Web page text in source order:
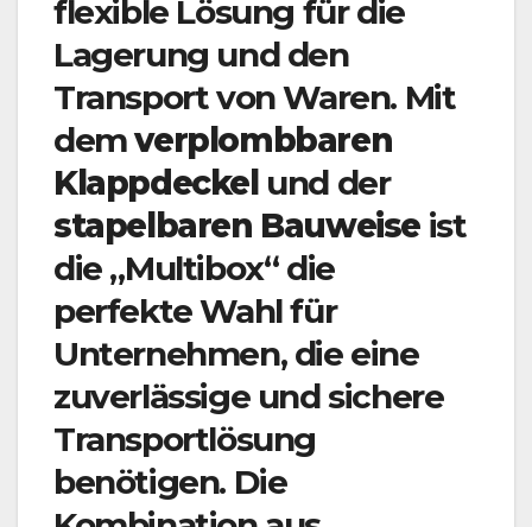
flexible Lösung für die
Lagerung und den
Transport von Waren. Mit
demverplombbaren
Klappdeckelund der
stapelbaren Bauweise ist
die „Multibox“ die
perfekte Wahl für
Unternehmen, die eine
zuverlässige und sichere
Transportlösung
benötigen. Die